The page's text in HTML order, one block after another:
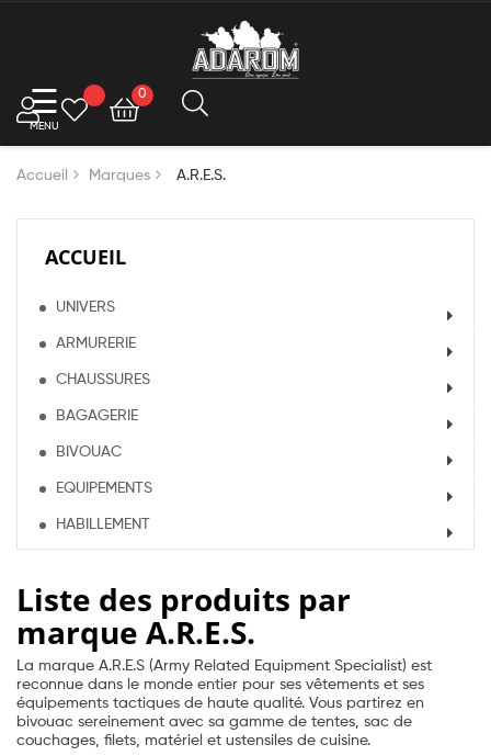
0
Basculer
la
navigation
☰
Accueil Marques A.R.E.S.
ACCUEIL
UNIVERS
ARMURERIE
CHAUSSURES
BAGAGERIE
BIVOUAC
EQUIPEMENTS
HABILLEMENT
Liste des produits par
marque A.R.E.S.
La marque A.R.E.S (Army Related Equipment Specialist) est
reconnue dans le monde entier pour ses vêtements et ses
équipements tactiques de haute qualité. Vous partirez en
bivouac sereinement avec sa gamme de tentes, sac de
couchages, filets, matériel et ustensiles de cuisine.